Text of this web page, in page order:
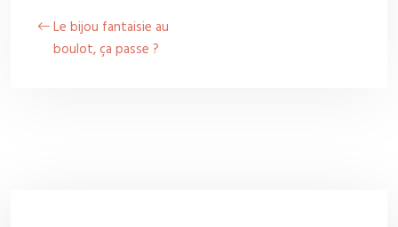
Le bijou fantaisie au
boulot, ça passe ?